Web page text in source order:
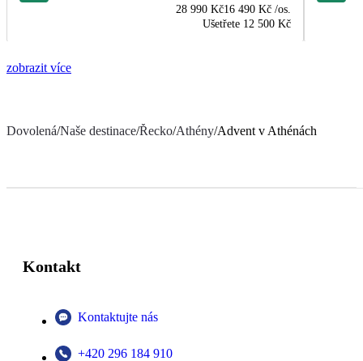
28 990 Kč16 490 Kč /os.
Ušetřete 12 500 Kč
zobrazit více
Dovolená/Naše destinace/Řecko/Athény/Advent v Athénách
Kontakt
Kontaktujte nás
+420 296 184 910